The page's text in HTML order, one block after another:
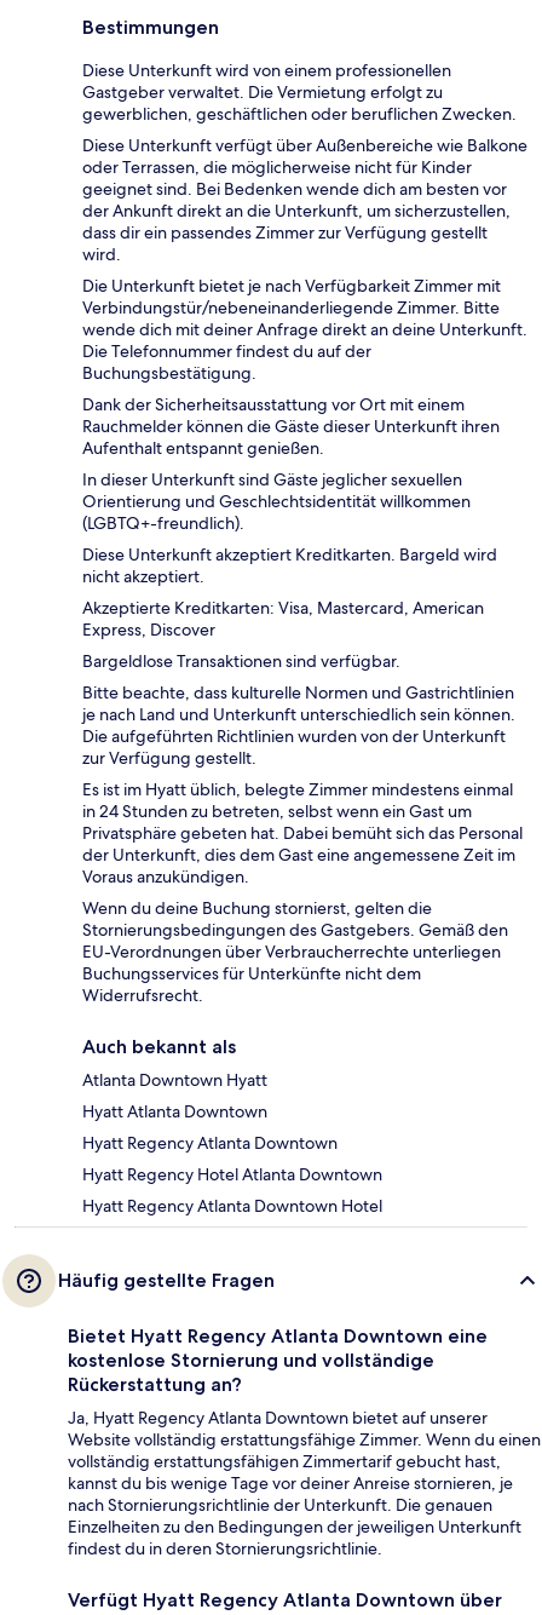
Bestimmungen
Diese Unterkunft wird von einem professionellen
Gastgeber verwaltet. Die Vermietung erfolgt zu
gewerblichen, geschäftlichen oder beruflichen Zwecken.
Diese Unterkunft verfügt über Außenbereiche wie Balkone
oder Terrassen, die möglicherweise nicht für Kinder
geeignet sind. Bei Bedenken wende dich am besten vor
der Ankunft direkt an die Unterkunft, um sicherzustellen,
dass dir ein passendes Zimmer zur Verfügung gestellt
wird.
Die Unterkunft bietet je nach Verfügbarkeit Zimmer mit
Verbindungstür/nebeneinanderliegende Zimmer. Bitte
wende dich mit deiner Anfrage direkt an deine Unterkunft.
Die Telefonnummer findest du auf der
Buchungsbestätigung.
Dank der Sicherheitsausstattung vor Ort mit einem
Rauchmelder können die Gäste dieser Unterkunft ihren
Aufenthalt entspannt genießen.
In dieser Unterkunft sind Gäste jeglicher sexuellen
Orientierung und Geschlechtsidentität willkommen
(LGBTQ+-freundlich).
Diese Unterkunft akzeptiert Kreditkarten. Bargeld wird
nicht akzeptiert.
Akzeptierte Kreditkarten: Visa, Mastercard, American
Express, Discover
Bargeldlose Transaktionen sind verfügbar.
Bitte beachte, dass kulturelle Normen und Gastrichtlinien
je nach Land und Unterkunft unterschiedlich sein können.
Die aufgeführten Richtlinien wurden von der Unterkunft
zur Verfügung gestellt.
Es ist im Hyatt üblich, belegte Zimmer mindestens einmal
in 24 Stunden zu betreten, selbst wenn ein Gast um
Privatsphäre gebeten hat. Dabei bemüht sich das Personal
der Unterkunft, dies dem Gast eine angemessene Zeit im
Voraus anzukündigen.
Wenn du deine Buchung stornierst, gelten die
Stornierungsbedingungen des Gastgebers. Gemäß den
EU-Verordnungen über Verbraucherrechte unterliegen
Buchungsservices für Unterkünfte nicht dem
Widerrufsrecht.
Auch bekannt als
Atlanta Downtown Hyatt
Hyatt Atlanta Downtown
Hyatt Regency Atlanta Downtown
Hyatt Regency Hotel Atlanta Downtown
Hyatt Regency Atlanta Downtown Hotel
Häufig gestellte Fragen
Bietet Hyatt Regency Atlanta Downtown eine
kostenlose Stornierung und vollständige
Rückerstattung an?
Ja, Hyatt Regency Atlanta Downtown bietet auf unserer
Website vollständig erstattungsfähige Zimmer. Wenn du einen
vollständig erstattungsfähigen Zimmertarif gebucht hast,
kannst du bis wenige Tage vor deiner Anreise stornieren, je
nach Stornierungsrichtlinie der Unterkunft. Die genauen
Einzelheiten zu den Bedingungen der jeweiligen Unterkunft
findest du in deren Stornierungsrichtlinie.
Verfügt Hyatt Regency Atlanta Downtown über